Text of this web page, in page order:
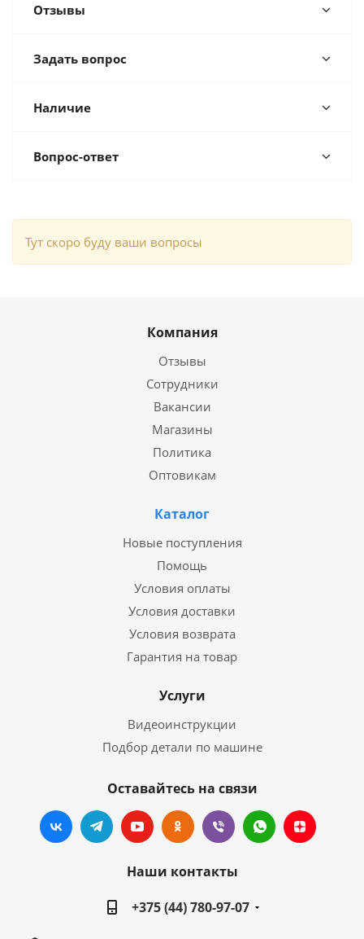
Отзывы
Задать вопрос
Наличие
Вопрос-ответ
Тут скоро буду ваши вопросы
Компания
Отзывы
Сотрудники
Вакансии
Магазины
Политика
Оптовикам
Каталог
Новые поступления
Помощь
Условия оплаты
Условия доставки
Условия возврата
Гарантия на товар
Услуги
Видеоинструкции
Подбор детали по машине
Оставайтесь на связи
Наши контакты
+375 (44) 780-97-07